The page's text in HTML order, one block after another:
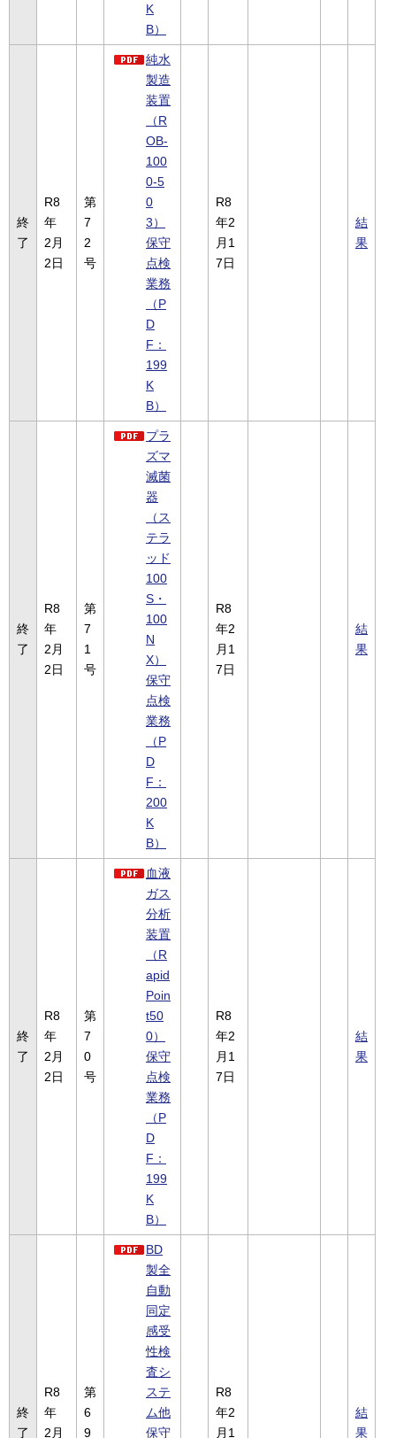
K
B）
終
了
R8
年
2月
2日
第
7
2
号
純水
製造
装置
（R
OB-
100
0-5
0
3）
保守
点検
業務
（P
D
F：
199
K
B）
R8
年2
月1
7日
結
果
終
了
R8
年
2月
2日
第
7
1
号
プラ
ズマ
滅菌
器
（ス
テラ
ッド
100
S・
100
N
X）
保守
点検
業務
（P
D
F：
200
K
B）
R8
年2
月1
7日
結
果
終
了
R8
年
2月
2日
第
7
0
号
血液
ガス
分析
装置
（R
apid
Poin
t50
0）
保守
点検
業務
（P
D
F：
199
K
B）
R8
年2
月1
7日
結
果
終
了
R8
年
2月
第
6
9
BD
製全
自動
同定
感受
性検
査シ
ステ
ム他
保守
R8
年2
月1
結
果